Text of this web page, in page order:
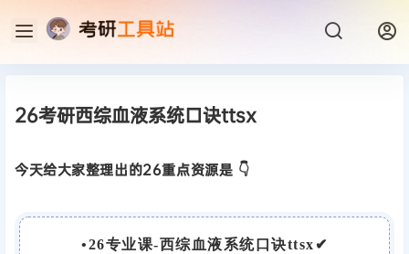
26考研西综血液系统口诀ttsx
今天给大家整理出的26重点资源是 👇
•26专业课-西综血液系统口诀ttsx ✔